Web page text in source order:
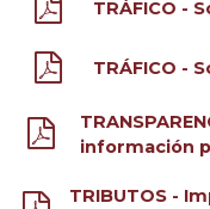
TRÁFICO -
TRÁFICO -
información
TRIBUTOS -